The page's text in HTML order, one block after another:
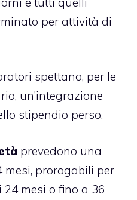
per attività di
spettano, per le
un’integrazione
stipendio perso.
prevedono una
prorogabili per
mesi o fino a 36